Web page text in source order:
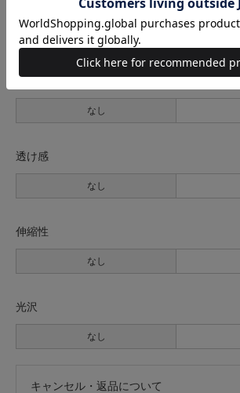
薄手
裏地
なし
透け感
なし
伸縮性
なし
光沢
なし
キャンセル・返品について